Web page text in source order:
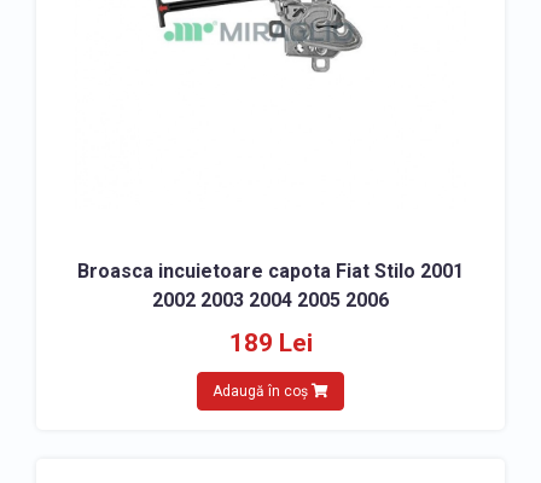
Broasca incuietoare capota Fiat Stilo 2001
2002 2003 2004 2005 2006
189 Lei
Adaugă în coș